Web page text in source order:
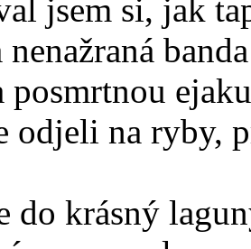
jsem si, jak
posmrtnou
odjeli na ryby,
do krásný